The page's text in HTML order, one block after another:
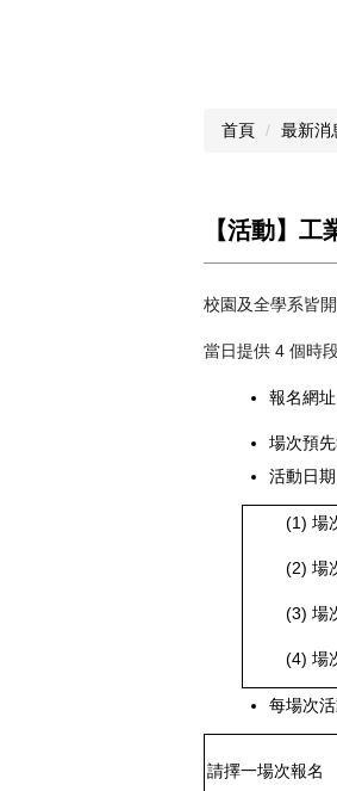
首頁 最新消
【活動】
校園及全學系皆
當日提供 4 個時
報名網址
場次預
活動日期
(1) 場
(2) 場
(3) 場
(4) 場
每場次活
請擇一場次報名